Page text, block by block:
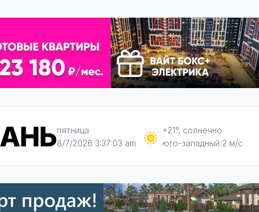
пятница
8/7/2026 3:37:04 am
+21°, солнечно
юго-западный 2 м/с